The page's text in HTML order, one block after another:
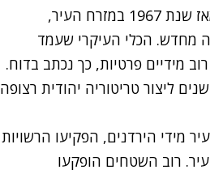
הדוח בחן את מדיניות התכנון והבנייה של ממשלות ישראל מאז שנת 1967 במזרח העיר,
מחדש. הכלי העיקרי שעמד
מידיים פרטיות, כך נכתב בדוח.
ליצור טריטוריה יהודית רצופה
של העיר מידי הירדנים, הפקיעו הרשויות
35 אחוזים משטח העיר. רוב השטחים הופקעו